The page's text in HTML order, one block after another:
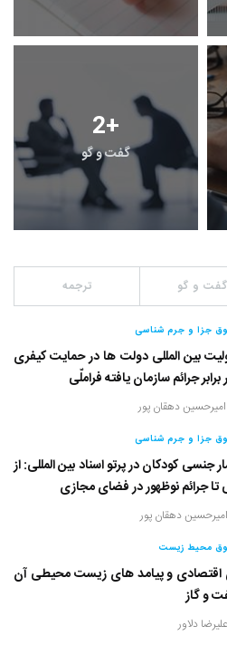
2+
گفت و گو
گفت و گو ترجمه
جزا و جرم شناسی
بین المللی دولت ها در حمایت کیفری
جرائم سازمان یافته فراملّی
امیرحسین دهقان پور
جزا و جرم شناسی
جنسی کودکان در پرتو اسناد بین المللی: از
جرائم نوظهور در فضای مجازی
امیرحسین دهقان پور
محیط زیست
اقتصادی و پیامد های زیست محیطی آن
و گاز
علیرضا دلاور